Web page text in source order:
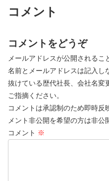
コメント
コメントをどうぞ
メールアドレスが公開されるこ
名前とメールアドレスは記入し
抜けている歴代社長、会社名変
ご指摘ください。
コメントは承認制のため即時反
メント非公開を希望の方は非公
コメント ※